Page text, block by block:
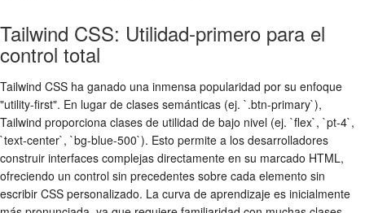
Tailwind CSS: Utilidad-primero para el
control total
Tailwind CSS ha ganado una inmensa popularidad por su enfoque
"utility-first". En lugar de clases semánticas (ej. `.btn-primary`),
Tailwind proporciona clases de utilidad de bajo nivel (ej. `flex`, `pt-4`,
`text-center`, `bg-blue-500`). Esto permite a los desarrolladores
construir interfaces complejas directamente en su marcado HTML,
ofreciendo un control sin precedentes sobre cada elemento sin
escribir CSS personalizado. La curva de aprendizaje es inicialmente